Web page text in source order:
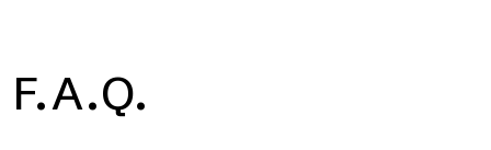
H2O es el papel pintado de baño de fibra de vidrio
impermeable, ideal para cabinas de ducha y ambientes
F.A.Q.